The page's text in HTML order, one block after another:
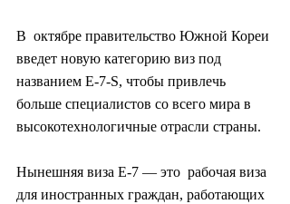
В  октябре правительство Южной Кореи
введет новую категорию виз под
названием E-7-S, чтобы привлечь
больше специалистов со всего мира в
высокотехнологичные отрасли страны.
Нынешняя виза E-7 — это  рабочая виза
для иностранных граждан, работающих